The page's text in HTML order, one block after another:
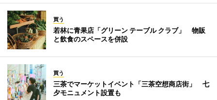
買う
若林に青果店「グリーン テーブル クラブ」 物販
と飲食のスペースを併設
買う
三茶でマーケットイベント「三茶空想商店街」 七
夕モニュメント設置も